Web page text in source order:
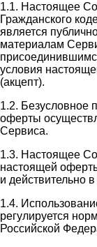
1.1. Настоящее
Гражданского
является
материалам
условия
(акцепт).
1.2. Безусловное
оферты
Сервиса.
1.3. Настоящее
настоящей
и действительно
1.4.
регулируется
Российской